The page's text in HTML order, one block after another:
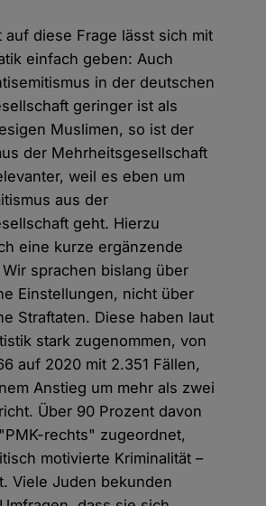
auf diese Frage lässt sich mit
einfach geben: Auch
in der deutschen
geringer ist als
Muslimen, so ist der
der Mehrheitsgesellschaft
weil es eben um
aus der
geht. Hierzu
eine kurze ergänzende
sprachen bislang über
Einstellungen, nicht über
Straftaten. Diese haben laut
stark zugenommen, von
auf 2020 mit 2.351 Fällen,
Anstieg um mehr als zwei
Über 90 Prozent davon
rechts" zugeordnet,
motivierte Kriminalität –
Viele Juden bekunden